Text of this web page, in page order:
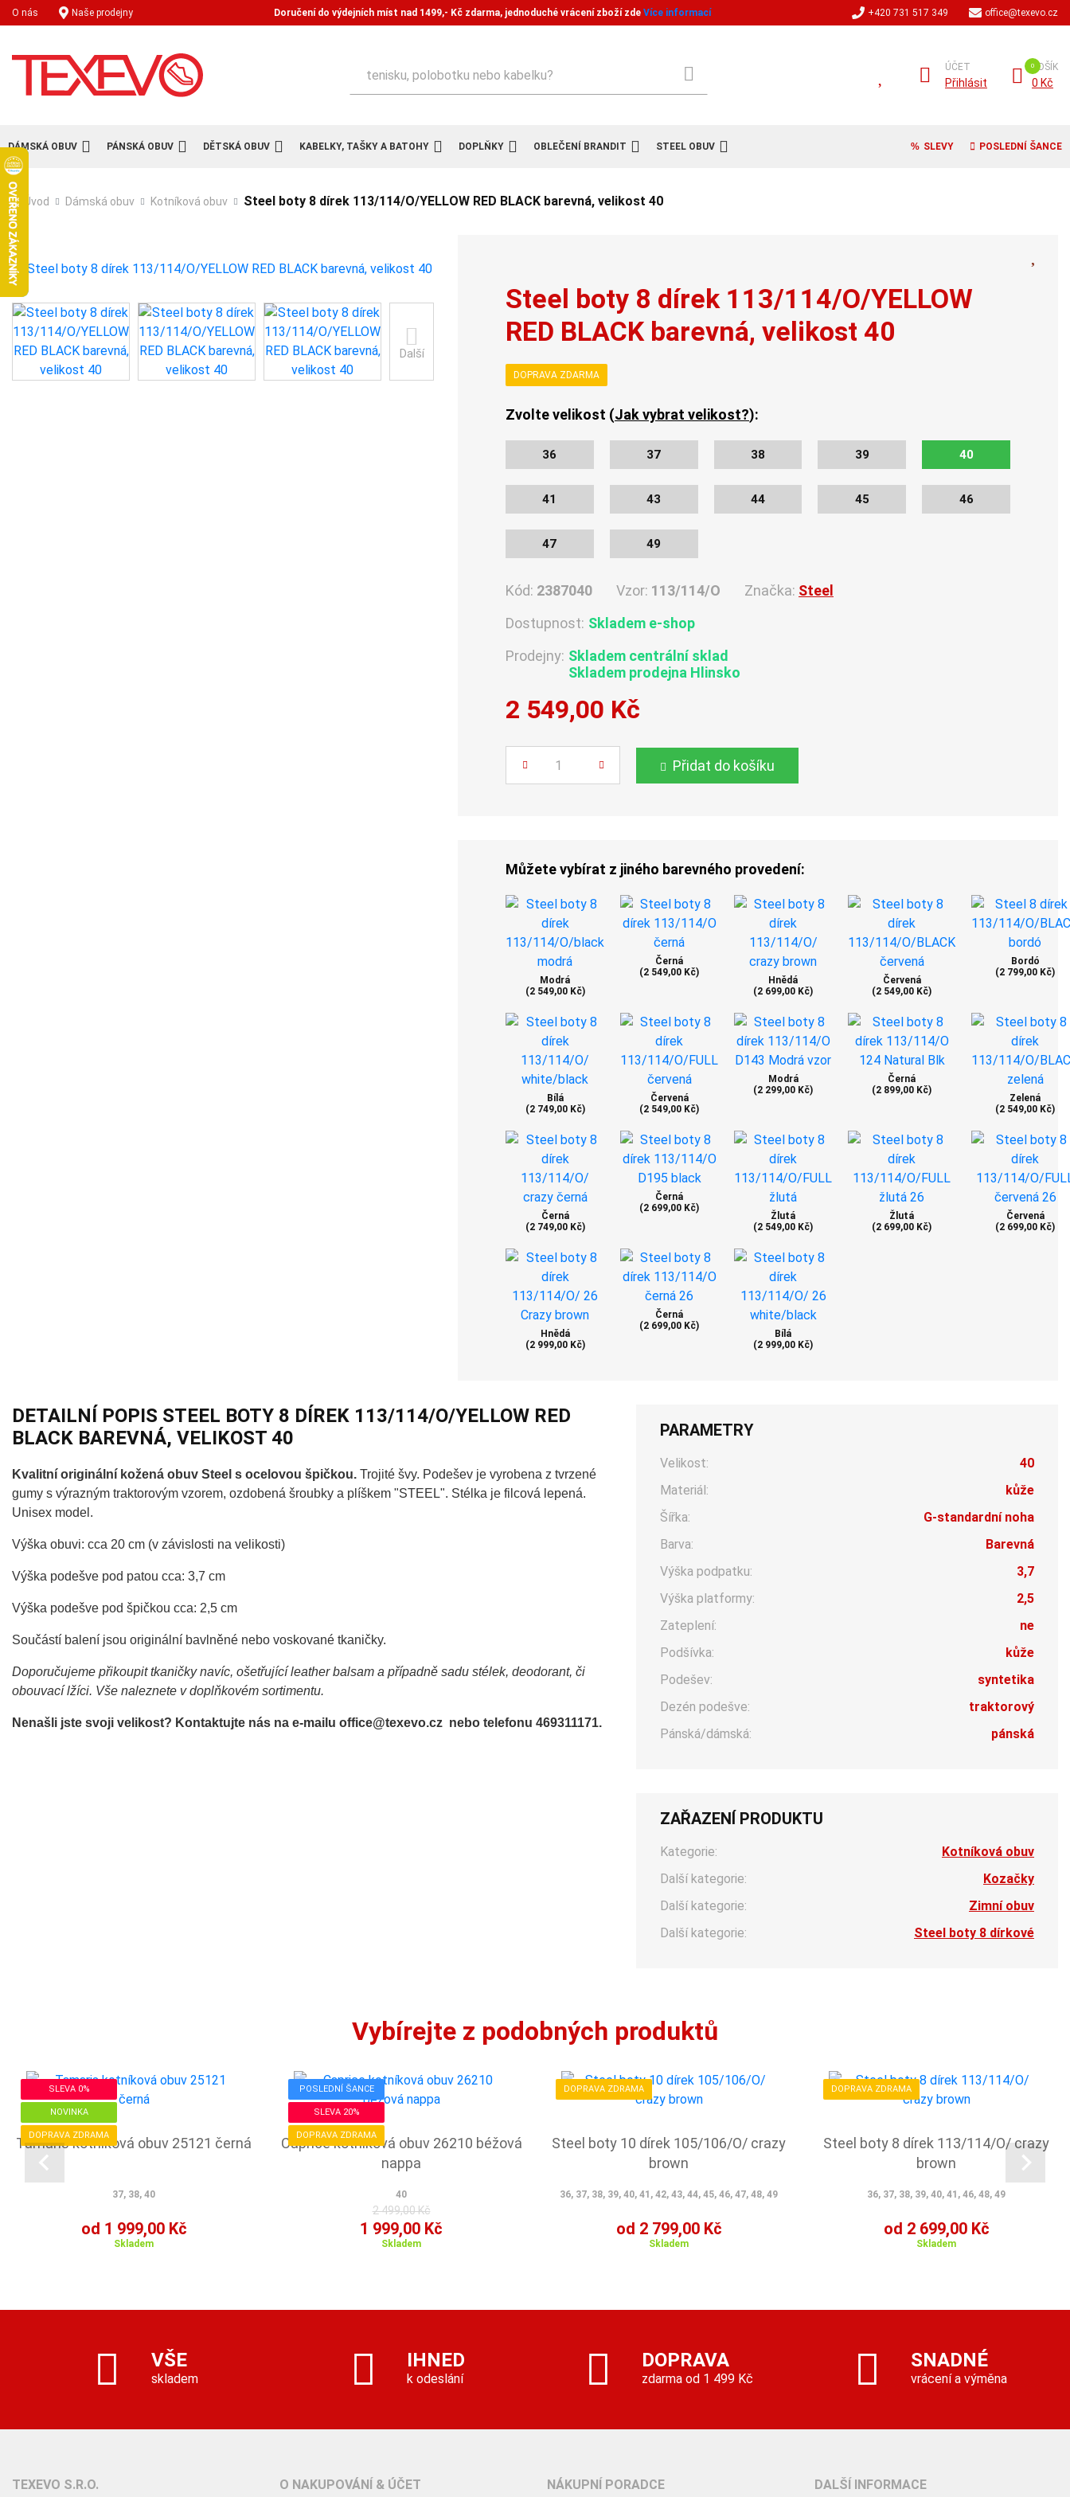
O nás Naše prodejny Doručení do výdejních míst nad 1499,- Kč zdarma, jednoduché vrácení zboží zde Více informací +420 731 517 349 office@texevo.cz
ÚČET
Přihlásit
KOŠÍK
0 Kč
DÁMSKÁ OBUV PÁNSKÁ OBUV DĚTSKÁ OBUV KABELKY, TAŠKY A BATOHY DOPLŇKY OBLEČENÍ BRANDIT STEEL OBUV SLEVY POSLEDNÍ ŠANCE
Úvod Dámská obuv Kotníková obuv Steel boty 8 dírek 113/114/O/YELLOW RED BLACK barevná, velikost 40
Další
Steel boty 8 dírek 113/114/O/YELLOW
RED BLACK barevná, velikost 40
DOPRAVA ZDARMA
Zvolte velikost (Jak vybrat velikost?):
36 37 38 39 40
41 43 44 45 46
47 49
Kód: 2387040 Vzor: 113/114/O Značka: Steel
Dostupnost: Skladem e-shop
Prodejny: Skladem centrální sklad
Skladem prodejna Hlinsko
2 549,00 Kč
Přidat do košíku
Můžete vybírat z jiného barevného provedení:
Modrá
(2 549,00 Kč)
Černá
(2 549,00 Kč)
Hnědá
(2 699,00 Kč)
Červená
(2 549,00 Kč)
Bordó
(2 799,00 Kč)
Bílá
(2 749,00 Kč)
Červená
(2 549,00 Kč)
Modrá
(2 299,00 Kč)
Černá
(2 899,00 Kč)
Zelená
(2 549,00 Kč)
Černá
(2 749,00 Kč)
Černá
(2 699,00 Kč)
Žlutá
(2 549,00 Kč)
Žlutá
(2 699,00 Kč)
Červená
(2 699,00 Kč)
Hnědá
(2 999,00 Kč)
Černá
(2 699,00 Kč)
Bílá
(2 999,00 Kč)
DETAILNÍ POPIS STEEL BOTY 8 DÍREK 113/114/O/YELLOW RED
BLACK BAREVNÁ, VELIKOST 40
Kvalitní originální kožená obuv Steel s ocelovou špičkou. Trojité švy. Podešev je vyrobena z tvrzené
gumy s výrazným traktorovým vzorem, ozdobená šroubky a plíškem "STEEL". Stélka je filcová lepená.
Unisex model.
Výška obuvi: cca 20 cm (v závislosti na velikosti)
Výška podešve pod patou cca: 3,7 cm
Výška podešve pod špičkou cca: 2,5 cm
Součástí balení jsou originální bavlněné nebo voskované tkaničky.
Doporučujeme přikoupit tkaničky navíc, ošetřující leather balsam a případně sadu stélek, deodorant, či
obouvací lžíci. Vše naleznete v doplňkovém sortimentu.
Nenašli jste svoji velikost? Kontaktujte nás na e-mailu office@texevo.cz nebo telefonu 469311171.
PARAMETRY
Velikost:
40
Materiál:
kůže
Šířka:
G-standardní noha
Barva:
Barevná
Výška podpatku:
3,7
Výška platformy:
2,5
Zateplení:
ne
Podšívka:
kůže
Podešev:
syntetika
Dezén podešve:
traktorový
Pánská/dámská:
pánská
ZAŘAZENÍ PRODUKTU
Kategorie:
Kotníková obuv
Další kategorie:
Kozačky
Další kategorie:
Zimní obuv
Další kategorie:
Steel boty 8 dírkové
Vybírejte z podobných produktů
SLEVA 0%
NOVINKA
DOPRAVA ZDRAMA
Tamaris kotníková obuv 25121 černá
37, 38, 40
od 1 999,00 Kč
Skladem
POSLEDNÍ ŠANCE
SLEVA 20%
DOPRAVA ZDRAMA
Caprice kotníková obuv 26210 béžová
nappa
40
2 499,00 Kč
1 999,00 Kč
Skladem
DOPRAVA ZDRAMA
Steel boty 10 dírek 105/106/O/ crazy
brown
36, 37, 38, 39, 40, 41, 42, 43, 44, 45, 46, 47, 48, 49
od 2 799,00 Kč
Skladem
DOPRAVA ZDRAMA
Steel boty 8 dírek 113/114/O/ crazy
brown
36, 37, 38, 39, 40, 41, 46, 48, 49
od 2 699,00 Kč
Skladem
VŠE
skladem
IHNED
k odeslání
DOPRAVA
zdarma od 1 499 Kč
SNADNÉ
vrácení a výměna
TEXEVO S.R.O. O NAKUPOVÁNÍ & ÚČET NÁKUPNÍ PORADCE DALŠÍ INFORMACE